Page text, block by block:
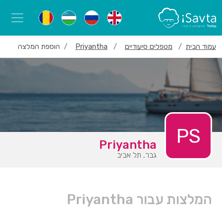
עמוד הבית מטפלים סיעודיים Priyantha הוספת המלצה
PS
Priyantha
גבר, תל אביב
המלצות עבור Priyantha